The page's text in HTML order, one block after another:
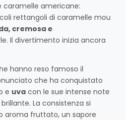
caramelle americane:
rettangoli di caramelle mou
cremosa e
Il divertimento inizia ancora
hanno reso famoso il
che ha conquistato
e uvacon le sue intense note
La consistenza si
aroma fruttato, un sapore